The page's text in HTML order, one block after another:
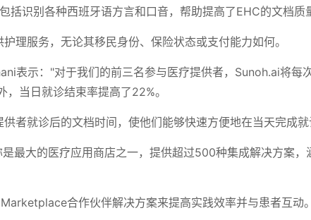
括识别各种西班牙语方言和口音，帮助提高了EHC的文档质
理服务，无论其移民身份、保险状态或支付能力如何。
表示："对于我们的前三名参与医疗提供者，Sunoh.ai将每
，当日就诊结束率提高了22%。
者就诊后的文档时间，使他们能够快速方便地在当天完成
最大的医疗应用商店之一，提供超过500种集成解决方案，
合作伙伴解决方案来提高实践效率并与患者互动。